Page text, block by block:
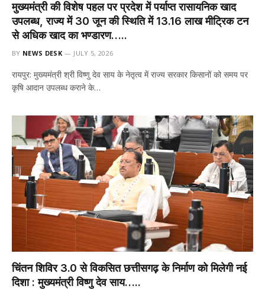
मुख्यमंत्री की विशेष पहल पर प्रदेश में पर्याप्त रासायनिक खाद
उपलब्ध, राज्य में 30 जून की स्थिति में 13.16 लाख मीट्रिक टन
से अधिक खाद का भण्डारण…..
BY NEWS DESK JULY 5, 2026
रायपुर: मुख्यमंत्री श्री विष्णु देव साय के नेतृत्व में राज्य सरकार किसानों को समय पर
कृषि आदान उपलब्ध कराने के…
चिंतन शिविर 3.0 से विकसित छत्तीसगढ़ के निर्माण को मिलेगी नई
दिशा : मुख्यमंत्री विष्णु देव साय…..